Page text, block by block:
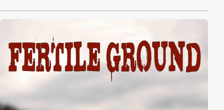
Lastwagen mit den toten Astronauten und werden in
eine geheime Militärbasis tief unter der Erde gebracht.
Doch mit ihnen kam auch eine veränderte Spinne, die
aus dem einzigen Überlebenden ausbricht. Diese
Spinne wächst in einem unvorstellbaren Tempo und
vermehrt sich, indem Sie einem Menschen ein Ei
injiziert. Die Basis wird zur tödlichen Falle, denn die
Spinne schein unaufhaltlicht zu sein. Eine Spinne
kommt nach draußen und ...